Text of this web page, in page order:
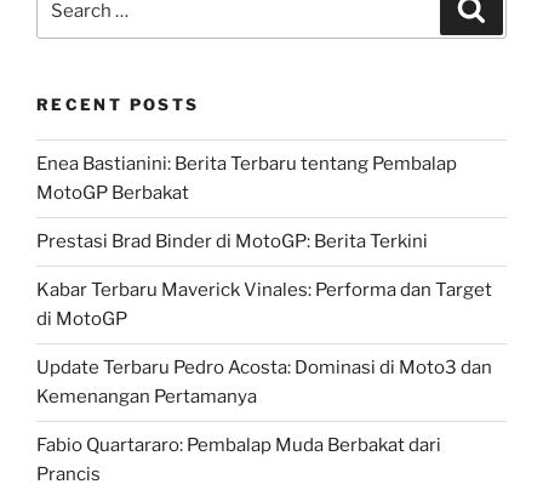
for:
RECENT POSTS
Enea Bastianini: Berita Terbaru tentang Pembalap
MotoGP Berbakat
Prestasi Brad Binder di MotoGP: Berita Terkini
Kabar Terbaru Maverick Vinales: Performa dan Target
di MotoGP
Update Terbaru Pedro Acosta: Dominasi di Moto3 dan
Kemenangan Pertamanya
Fabio Quartararo: Pembalap Muda Berbakat dari
Prancis